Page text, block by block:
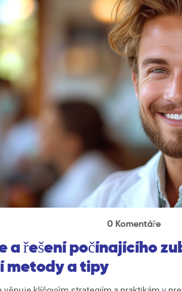
0 Komentáře
a řešení počínajícího
metody a tipy